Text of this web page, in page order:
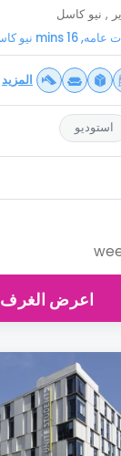
, نيو كاسل
المزيد
استوديو
اعرض الغرف